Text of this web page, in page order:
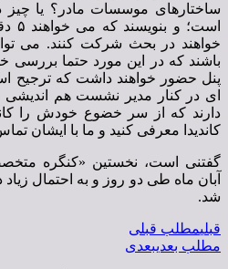
ساختارهای موسسات مادر؟ یا چیز
خواهند در بحث شرکت کنند. می
باشند که در این مورد حتما بررسی
پنل حضور خواهند داشت که ترجیح
ای در کنار مدیر نشست هم اندیشی
دارند که از سر خضوع خودش را
کاندیدا معرفی کنید و ما با ایشان
گفتنی است، نخستین «کنگره
آبان ماه طی دو روز و به احتمال زیاد
شد.
قبلیمطلب قبلی
مطلب بعدیبعدی